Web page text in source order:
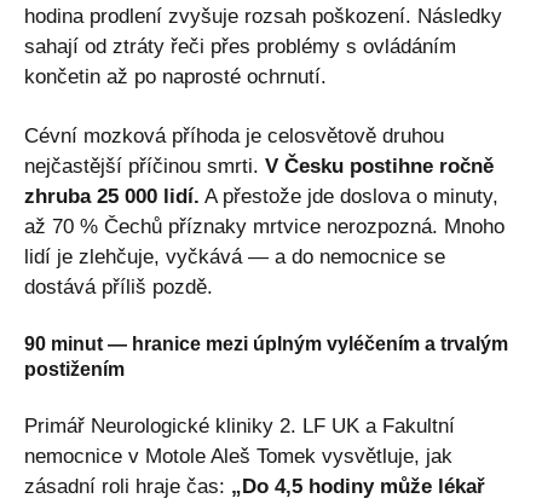
hodina prodlení zvyšuje rozsah poškození. Následky
sahají od ztráty řeči přes problémy s ovládáním
končetin až po naprosté ochrnutí.
Cévní mozková příhoda je celosvětově druhou
nejčastější příčinou smrti. V Česku postihne ročně
zhruba 25 000 lidí. A přestože jde doslova o minuty,
až 70 % Čechů příznaky mrtvice nerozpozná. Mnoho
lidí je zlehčuje, vyčkává — a do nemocnice se
dostává příliš pozdě.
90 minut — hranice mezi úplným vyléčením a trvalým
postižením
Primář Neurologické kliniky 2. LF UK a Fakultní
nemocnice v Motole Aleš Tomek vysvětluje, jak
zásadní roli hraje čas: „Do 4,5 hodiny může lékař